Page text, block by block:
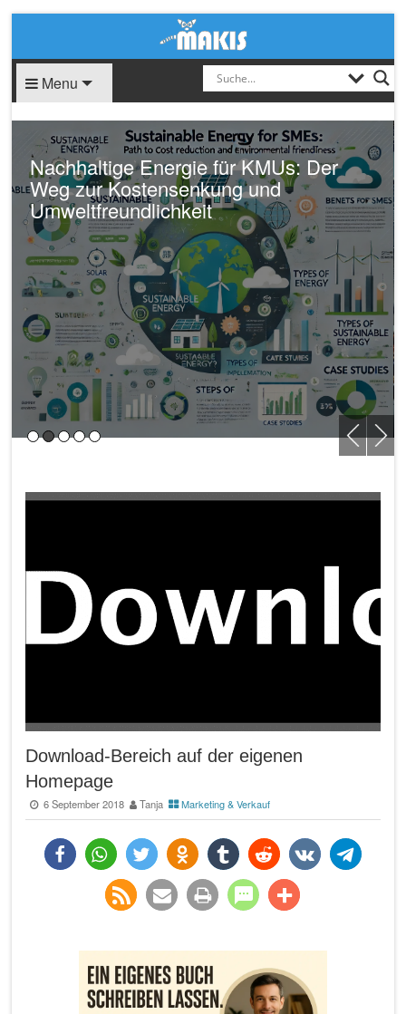
Menu
Nachhaltige Energie für KMUs: Der
Weg zur Kostensenkung und
Umweltfreundlichkeit
Download-Bereich auf der eigenen
Homepage
6 September 2018 Tanja Marketing & Verkauf
teilen twittern teilen teilen teilen teilen